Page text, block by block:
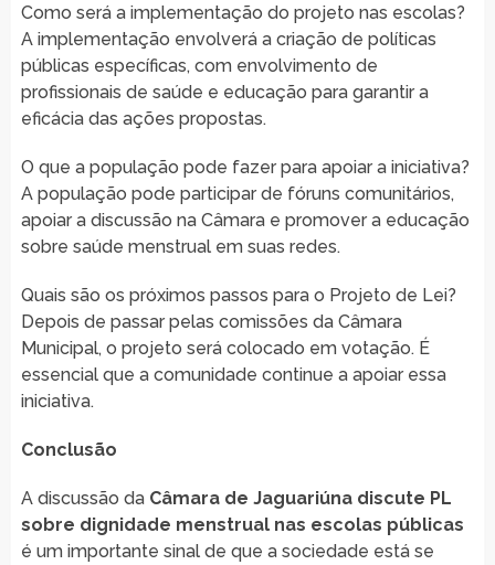
Como será a implementação do projeto nas escolas?
A implementação envolverá a criação de políticas
públicas específicas, com envolvimento de
profissionais de saúde e educação para garantir a
eficácia das ações propostas.
O que a população pode fazer para apoiar a iniciativa?
A população pode participar de fóruns comunitários,
apoiar a discussão na Câmara e promover a educação
sobre saúde menstrual em suas redes.
Quais são os próximos passos para o Projeto de Lei?
Depois de passar pelas comissões da Câmara
Municipal, o projeto será colocado em votação. É
essencial que a comunidade continue a apoiar essa
iniciativa.
Conclusão
A discussão da Câmara de Jaguariúna discute PL
sobre dignidade menstrual nas escolas públicas
é um importante sinal de que a sociedade está se